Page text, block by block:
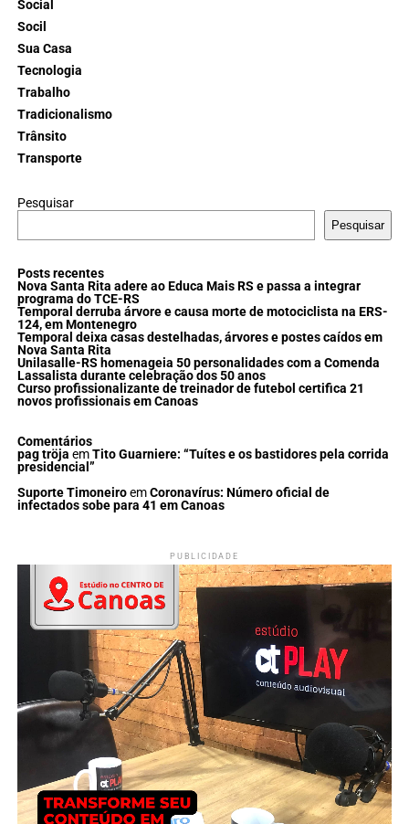
Social
Socil
Sua Casa
Tecnologia
Trabalho
Tradicionalismo
Trânsito
Transporte
Pesquisar
Pesquisar
Posts recentes
Nova Santa Rita adere ao Educa Mais RS e passa a integrar
programa do TCE-RS
Temporal derruba árvore e causa morte de motociclista na ERS-
124, em Montenegro
Temporal deixa casas destelhadas, árvores e postes caídos em
Nova Santa Rita
Unilasalle-RS homenageia 50 personalidades com a Comenda
Lassalista durante celebração dos 50 anos
Curso profissionalizante de treinador de futebol certifica 21
novos profissionais em Canoas
Comentários
pag tröja emTito Guarniere: “Tuítes e os bastidores pela corrida
presidencial”
Suporte TimoneiroemCoronavírus: Número oficial de
infectados sobe para 41 em Canoas
PUBLICIDADE